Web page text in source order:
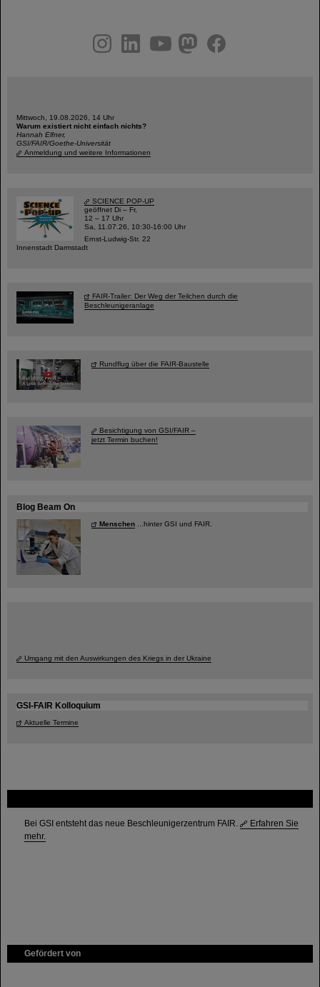
Bei GSI entsteht das neue Beschleunigerzentrum FAIR.
Erfahren Sie
mehr.
Gefördert von
youtubehelmholtz.socialfacebook
Mittwoch, 19.08.2026, 14 Uhr
Warum existiert nicht einfach nichts?
Hannah Elfner,
GSI/FAIR/Goethe-Universität
Anmeldung und weitere Informationen
SCIENCE POP-UP
geöffnet Di – Fr,
12 – 17 Uhr
Sa, 11.07.26, 10:30-16:00 Uhr
Ernst-Ludwig-Str. 22
Innenstadt Darmstadt
FAIR-Trailer: Der Weg der Teilchen durch die
Beschleunigeranlage
Rundflug über die FAIR-Baustelle
Besichtigung von GSI/FAIR –
jetzt Termin buchen!
Blog Beam On
Menschen ...hinter GSI und FAIR.
Umgang mit den Auswirkungen des Kriegs in der Ukraine
GSI-FAIR Kolloquium
Aktuelle Termine